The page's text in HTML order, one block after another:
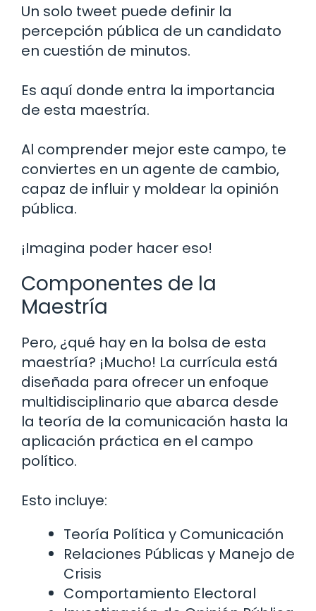
Un solo tweet puede definir la
percepción pública de un candidato
en cuestión de minutos.
Es aquí donde entra la importancia
de esta maestría.
Al comprender mejor este campo, te
conviertes en un agente de cambio,
capaz de influir y moldear la opinión
pública.
¡Imagina poder hacer eso!
Componentes de la
Maestría
Pero, ¿qué hay en la bolsa de esta
maestría? ¡Mucho! La currícula está
diseñada para ofrecer un enfoque
multidisciplinario que abarca desde
la teoría de la comunicación hasta la
aplicación práctica en el campo
político.
Esto incluye:
Teoría Política y Comunicación
Relaciones Públicas y Manejo de
Crisis
Comportamiento Electoral